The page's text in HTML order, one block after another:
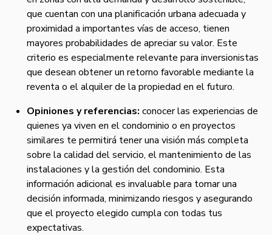
que cuentan con una planificación urbana adecuada y
proximidad a importantes vías de acceso, tienen
mayores probabilidades de apreciar su valor. Este
criterio es especialmente relevante para inversionistas
que desean obtener un retorno favorable mediante la
reventa o el alquiler de la propiedad en el futuro.
Opiniones y referencias: conocer las experiencias de
quienes ya viven en el condominio o en proyectos
similares te permitirá tener una visión más completa
sobre la calidad del servicio, el mantenimiento de las
instalaciones y la gestión del condominio. Esta
información adicional es invaluable para tomar una
decisión informada, minimizando riesgos y asegurando
que el proyecto elegido cumpla con todas tus
expectativas.